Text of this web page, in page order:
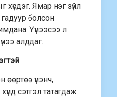
хүсдэг. Ямар нэг зүйл
гадуур болсон
Үүнээсээ л
алддаг.
өөртөө үнэнч,
сэтгэл татагдаж